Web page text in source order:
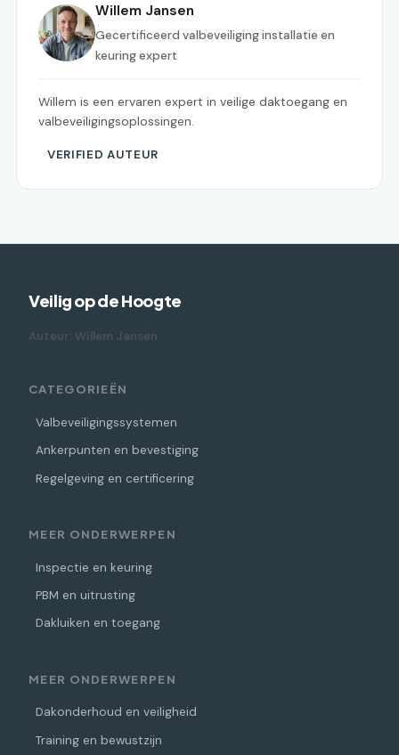
Willem Jansen
Gecertificeerd valbeveiliging installatie en
keuring expert
Willem is een ervaren expert in veilige daktoegang en
valbeveiligingsoplossingen.
VERIFIED AUTEUR
Veilig op de Hoogte
Auteur: Willem Jansen
CATEGORIEËN
Valbeveiligingssystemen
Ankerpunten en bevestiging
Regelgeving en certificering
MEER ONDERWERPEN
Inspectie en keuring
PBM en uitrusting
Dakluiken en toegang
MEER ONDERWERPEN
Dakonderhoud en veiligheid
Training en bewustzijn